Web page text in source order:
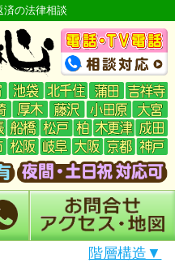
済の法律相談
階層構造▼